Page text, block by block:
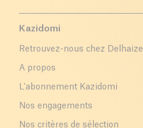
Kazidomi
Retrouvez-nous chez Delhaize
A propos
L'abonnement Kazidomi
Nos engagements
Nos critères de sélection